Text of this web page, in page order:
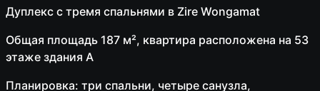
Дуплекс с тремя спальнями в Zire Wongamat
Общая площадь 187 м², квартира расположена на 53
этаже здания А
Планировка: три спальни, четыре санузла,